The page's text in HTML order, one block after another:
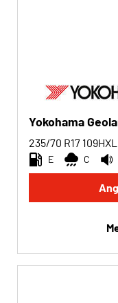
Yokohama
235/70 R17 109HXL
E C